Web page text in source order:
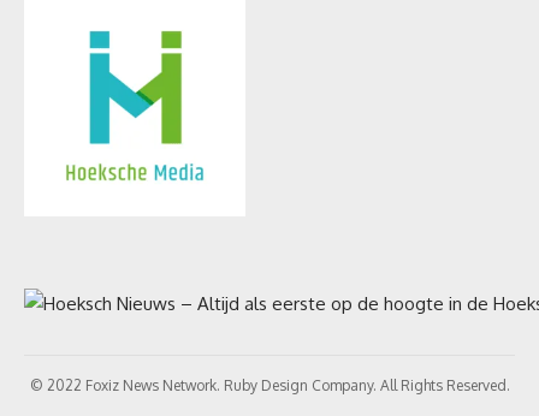
© 2022 Foxiz News Network. Ruby Design Company. All Rights Reserved.